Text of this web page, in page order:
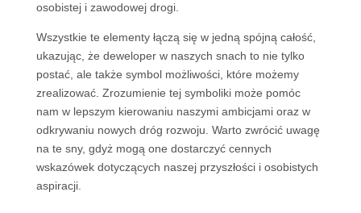
osobistej i zawodowej drogi.
Wszystkie te elementy łączą się w jedną spójną całość,
ukazując, że deweloper w naszych snach to nie tylko
postać, ale także symbol możliwości, które możemy
zrealizować. Zrozumienie tej symboliki może pomóc
nam w lepszym kierowaniu naszymi ambicjami oraz w
odkrywaniu nowych dróg rozwoju. Warto zwrócić uwagę
na te sny, gdyż mogą one dostarczyć cennych
wskazówek dotyczących naszej przyszłości i osobistych
aspiracji.